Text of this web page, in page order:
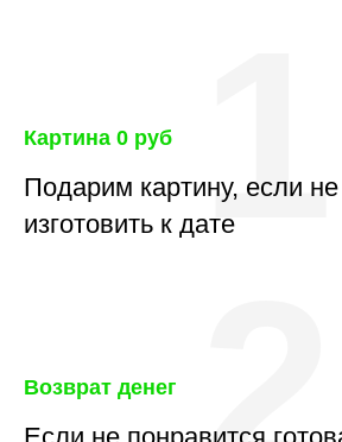
Картина 0 руб
Подарим картину, если
изготовить к дате1
Возврат денег 2